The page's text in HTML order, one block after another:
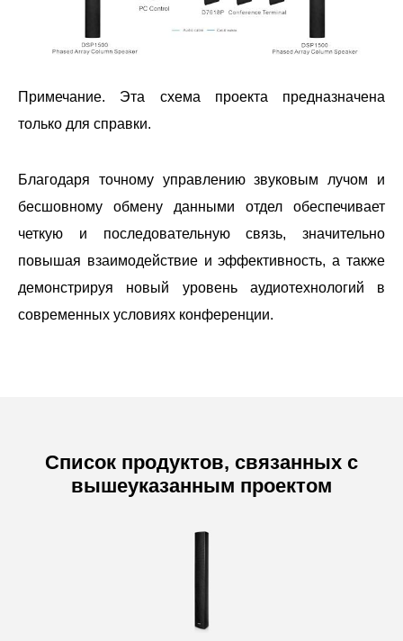
Примечание. Эта схема проекта предназначена
только для справки.
Благодаря точному управлению звуковым лучом и
бесшовному обмену данными отдел обеспечивает
четкую и последовательную связь, значительно
повышая взаимодействие и эффективность, а также
демонстрируя новый уровень аудиотехнологий в
современных условиях конференции.
Список продуктов, связанных с
вышеуказанным проектом